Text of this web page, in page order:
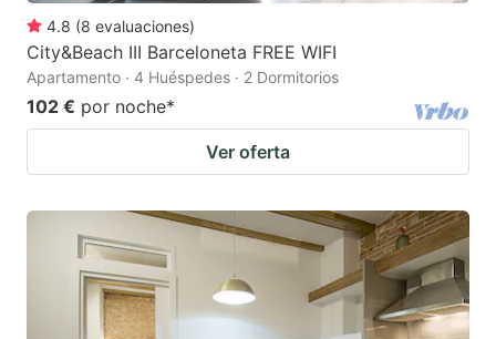
4.8 (8 evaluaciones)
City&Beach III Barceloneta FREE WIFI
Apartamento · 4 Huéspedes · 2 Dormitorios
102 € por noche*
Ver oferta